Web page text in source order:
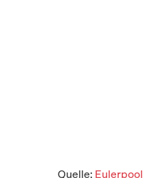
Quelle: Eulerpool